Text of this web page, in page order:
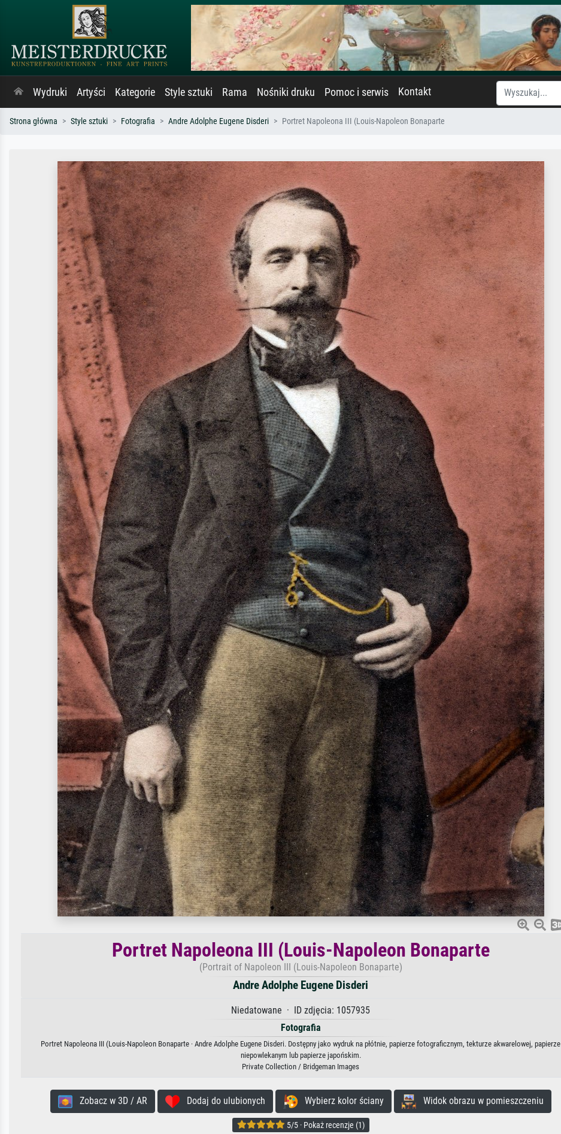
Wydruki Artyści Kategorie Style sztuki Rama Nośniki druku Pomoc i serwis Kontakt
Strona główna Style sztuki Fotografia Andre Adolphe Eugene Disderi Portret Napoleona III (Louis-Napoleon Bonaparte
Portret Napoleona III (Louis-Napoleon Bonaparte
(Portrait of Napoleon III (Louis-Napoleon Bonaparte)
Andre Adolphe Eugene Disderi
Niedatowane · ID zdjęcia: 1057935
Fotografia
Portret Napoleona III (Louis-Napoleon Bonaparte · Andre Adolphe Eugene Disderi. Dostępny jako wydruk na płótnie, papierze fotograficznym, tekturze akwarelowej, papierze
niepowlekanym lub papierze japońskim.
Private Collection / Bridgeman Images
Zobacz w 3D / AR Dodaj do ulubionych Wybierz kolor ściany Widok obrazu w pomieszczeniu
5/5 · Pokaż recenzje (1)